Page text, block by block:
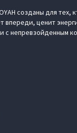
созданы для тех,
впереди, ценит
с непревзойденным